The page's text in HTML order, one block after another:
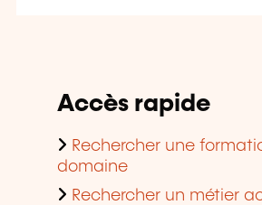
Accès rapide
Rechercher une
domaine
Rechercher un métier